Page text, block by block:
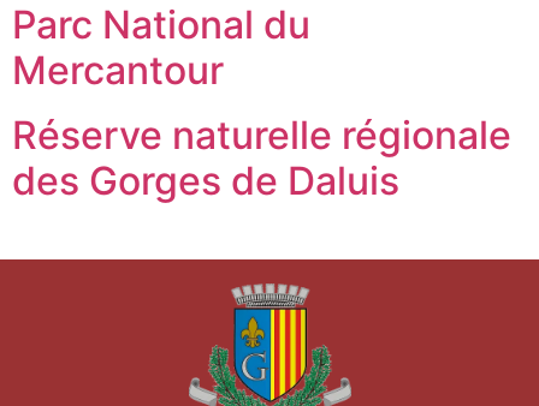
Parc National du
Mercantour
Réserve naturelle régionale
des Gorges de Daluis